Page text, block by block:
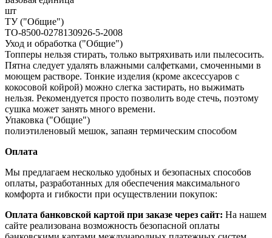
шт
ТУ ("Общие")
ТО-8500-0278130926-5-2008
Уход и обработка ("Общие")
Топперы нельзя стирать, только вытряхивать или пылесосить.
Пятна следует удалять влажными салфетками, смоченными в
моющем растворе. Тонкие изделия (кроме аксессуаров с
кокосовой койрой) можно слегка застирать, но выжимать
нельзя. Рекомендуется просто позволить воде стечь, поэтому
сушка может занять много времени.
Упаковка ("Общие")
полиэтиленовый мешок, запаян термическим способом
Оплата
Мы предлагаем несколько удобных и безопасных способов
оплаты, разработанных для обеспечения максимального
комфорта и гибкости при осуществлении покупок:
Оплата банковской картой при заказе через сайт: На нашем
сайте реализована возможность безопасной оплаты